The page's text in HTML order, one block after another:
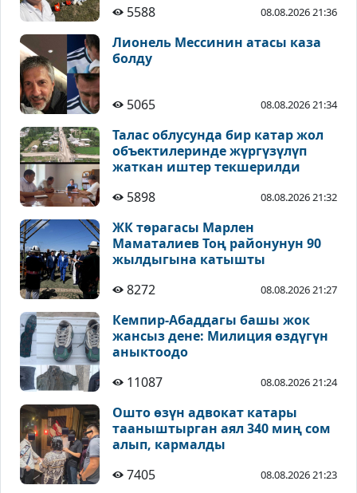
5588
08.08.2026 21:36
Лионель Мессинин атасы каза
болду
5065 08.08.2026 21:34
Талас облусунда бир катар жол
объектилеринде жүргүзүлүп
жаткан иштер текшерилди
5898
08.08.2026 21:32
ЖК төрагасы Марлен
Маматалиев Тоң районунун 90
жылдыгына катышты
8272
08.08.2026 21:27
Кемпир-Абаддагы башы жок
жансыз дене: Милиция өздүгүн
аныктоодо
11087
08.08.2026 21:24
Ошто өзүн адвокат катары
тааныштырган аял 340 миң сом
алып, кармалды
7405
08.08.2026 21:23